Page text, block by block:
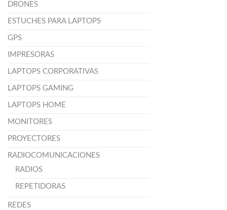
DRONES
ESTUCHES PARA LAPTOPS
GPS
IMPRESORAS
LAPTOPS CORPORATIVAS
LAPTOPS GAMING
LAPTOPS HOME
MONITORES
PROYECTORES
RADIOCOMUNICACIONES
RADIOS
REPETIDORAS
REDES